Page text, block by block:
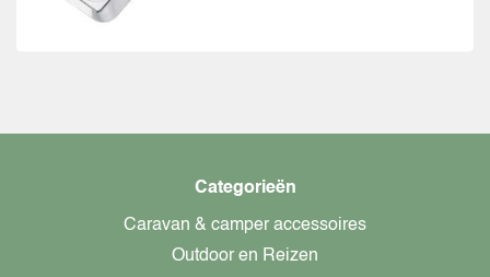
Categorieën
Caravan & camper accessoires
Outdoor en Reizen